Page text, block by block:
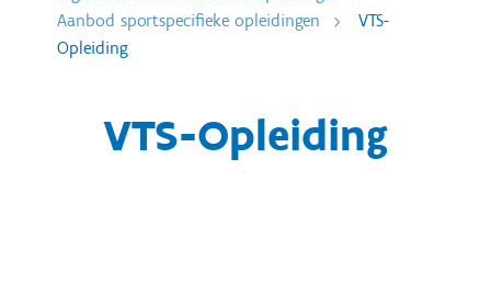
Aanbod sportspecifieke opleidingen
VTS-
Opleiding
VTS-Opleiding